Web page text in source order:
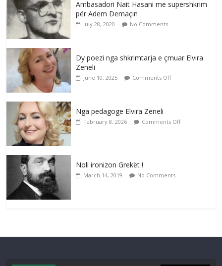
Ambasadori Nait Hasani me supershkrim
për Adem Demaçin
July 28, 2020 No Comments
Dy poezi nga shkrimtarja e çmuar Elvira
Zeneli
June 10, 2025 Comments Off
Nga pedagoge Elvira Zeneli
February 8, 2026 Comments Off
Noli ironizon Grekët !
March 14, 2019 No Comments